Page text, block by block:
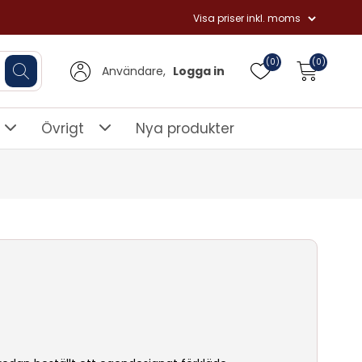
Användare, Logga in
(0) (0)
Övrigt Nya produkter